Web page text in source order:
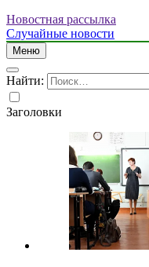
Новостная рассылка
Случайные новости
Меню
Найти:
Заголовки